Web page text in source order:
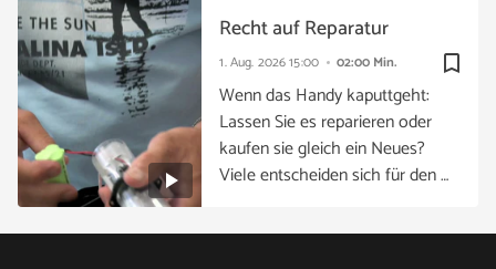
bookmark_border
1. Aug. 202615:00 02:00 Min.
Recht auf Reparatur
Wenn das Handy kaputtgeht:
Lassen Sie es reparieren oder
kaufen sie gleich ein Neues?
Viele entscheiden sich für den …